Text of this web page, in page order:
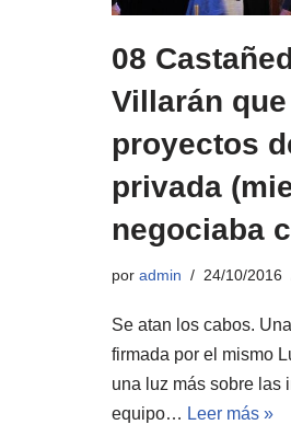
08
Villarán
proyectos
privada
negociaba
por admin 24/10/2016
Se atan los cabos.
firmada por el mismo
una luz más sobre las
equipo… Leer más »